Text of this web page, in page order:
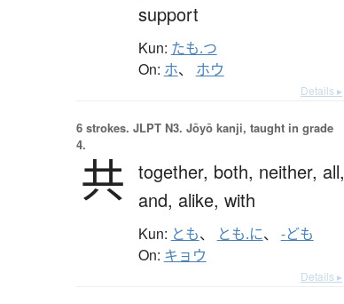
support
Kun: たも.つ
On: ホ、 ホウ
Details ▸
6 strokes. JLPT N3. Jōyō kanji, taught in grade
4.
共 together, both, neither, all,
and, alike, with
Kun: とも、 とも.に、 -ども
On: キョウ
Details ▸